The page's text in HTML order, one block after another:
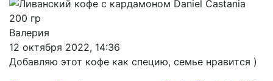
Валерия
12 октября 2022, 14:36
Добавляю этот кофе как специю, семье нравится )